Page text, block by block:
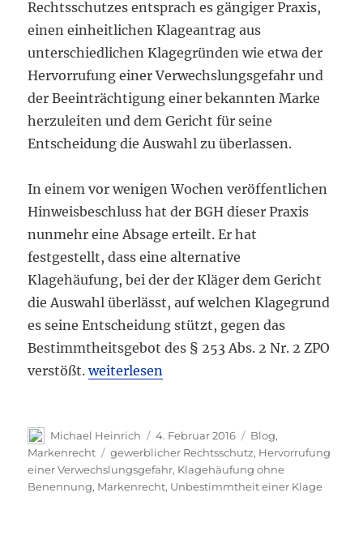
Rechtsschutzes entsprach es gängiger Praxis,
einen einheitlichen Klageantrag aus
unterschiedlichen Klagegründen wie etwa der
Hervorrufung einer Verwechslungsgefahr und
der Beeinträchtigung einer bekannten Marke
herzuleiten und dem Gericht für seine
Entscheidung die Auswahl zu überlassen.
In einem vor wenigen Wochen veröffentlichen
Hinweisbeschluss hat der BGH dieser Praxis
nunmehr eine Absage erteilt. Er hat
festgestellt, dass eine alternative
Klagehäufung, bei der der Kläger dem Gericht
die Auswahl überlässt, auf welchen Klagegrund
es seine Entscheidung stützt, gegen das
Bestimmtheitsgebot des § 253 Abs. 2 Nr. 2 ZPO
verstößt.„TÜV: Alternative Klagehäufung ohne
weiterlesen
Autor
Michael Heinrich
Veröffentlicht
am
4. Februar 2016 Kategorien
Blog,
Markenrecht
Schlagwörter
gewerblicher Rechtsschutz, Hervorrufung
einer Verwechslungsgefahr, Klagehäufung ohne
Benennung, Markenrecht, Unbestimmtheit einer Klage